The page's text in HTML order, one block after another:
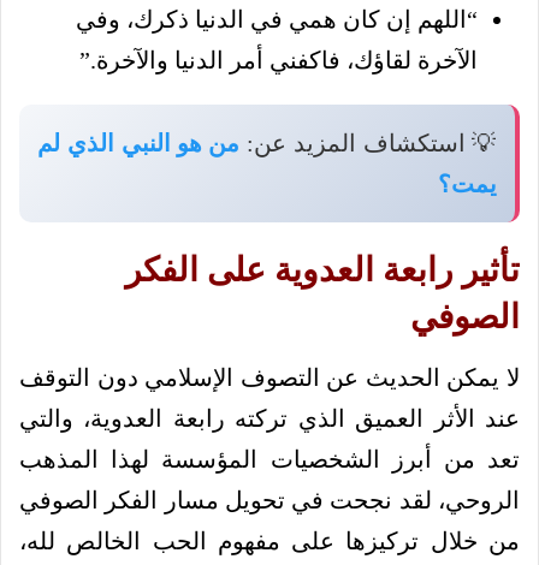
“اللهم إن كان همي في الدنيا ذكرك، وفي
الآخرة لقاؤك، فاكفني أمر الدنيا والآخرة.”
💡 استكشاف المزيد عن: من هو النبي الذي لم
يمت؟
تأثير رابعة العدوية على الفكر
الصوفي
لا يمكن الحديث عن التصوف الإسلامي دون التوقف
عند الأثر العميق الذي تركته رابعة العدوية، والتي
تعد من أبرز الشخصيات المؤسسة لهذا المذهب
الروحي، لقد نجحت في تحويل مسار الفكر الصوفي
من خلال تركيزها على مفهوم الحب الخالص لله،